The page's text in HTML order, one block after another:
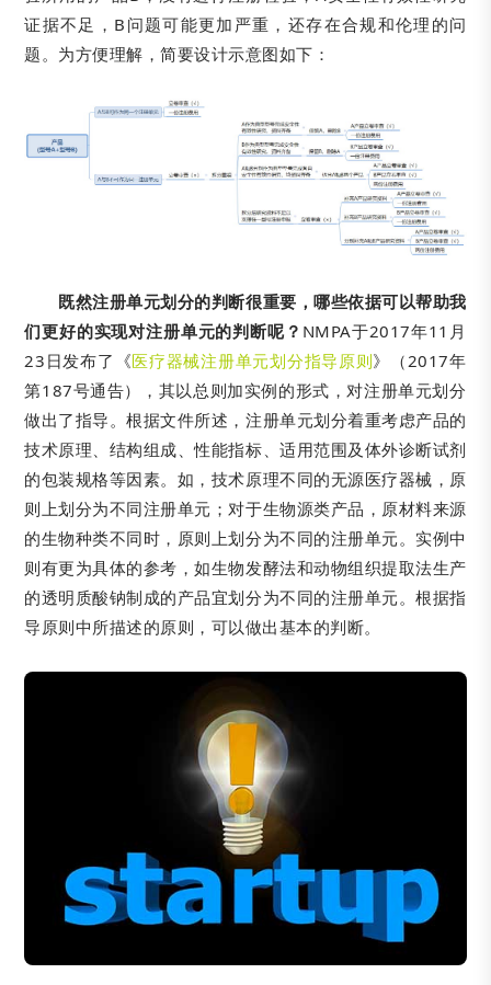
证据不足，B问题可能更加严重，还存在合规和伦理的问
题。为方便理解，简要设计示意图如下：
既然注册单元划分的判断很重要，哪些依据可以帮助我
们更好的实现对注册单元的判断呢？ NMPA于2017年11月
23日发布了《医疗器械注册单元划分指导原则》（2017年
第187号通告），其以总则加实例的形式，对注册单元划分
做出了指导。根据文件所述，注册单元划分着重考虑产品的
技术原理、结构组成、性能指标、适用范围及体外诊断试剂
的包装规格等因素。如，技术原理不同的无源医疗器械，原
则上划分为不同注册单元；对于生物源类产品，原材料来源
的生物种类不同时，原则上划分为不同的注册单元。实例中
则有更为具体的参考，如生物发酵法和动物组织提取法生产
的透明质酸钠制成的产品宜划分为不同的注册单元。根据指
导原则中所描述的原则，可以做出基本的判断。